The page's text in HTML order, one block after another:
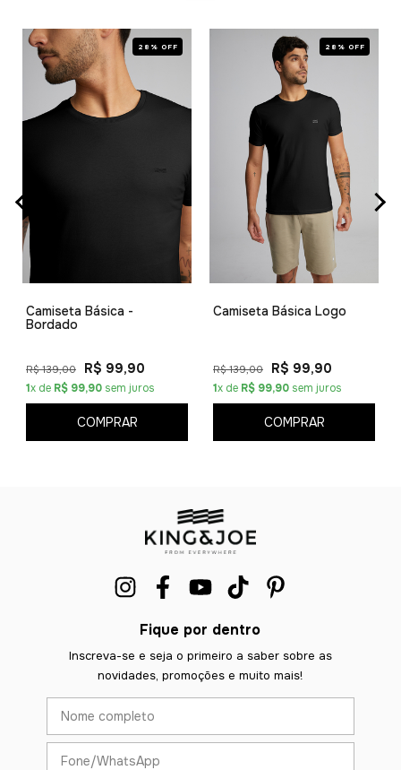
28% OFF
Camiseta Básica -
Bordado
R$ 139,00 R$ 99,90
1x de R$ 99,90 sem juros
COMPRAR
28% OFF
Camiseta Básica Logo
R$ 139,00 R$ 99,90
1x de R$ 99,90 sem juros
COMPRAR
Fique por dentro
Inscreva-se e seja o primeiro a saber sobre as
novidades, promoções e muito mais!